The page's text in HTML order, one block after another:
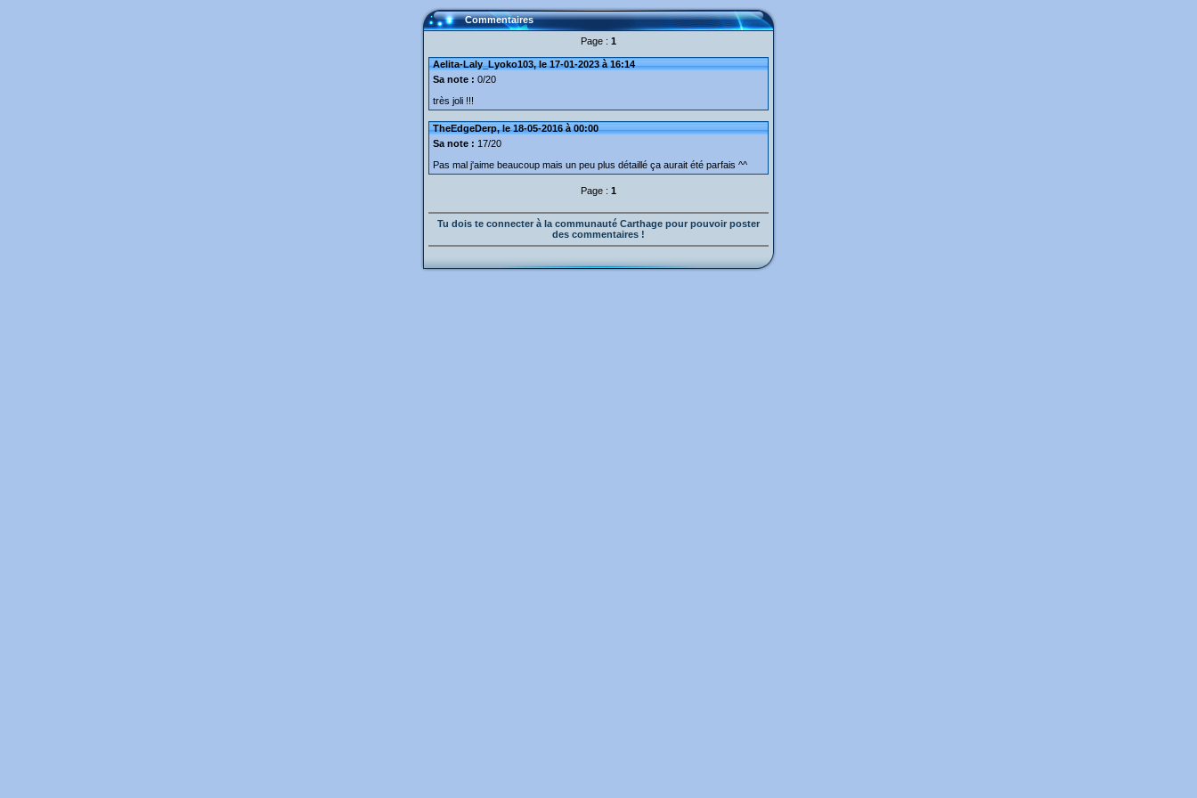
Commentaires
Page : 1
Aelita-Laly_Lyoko103, le 17-01-2023 à 16:14
Sa note : 0/20
très joli !!!
TheEdgeDerp, le 18-05-2016 à 00:00
Sa note : 17/20
Pas mal j'aime beaucoup mais un peu plus détaillé ça aurait été parfais ^^
Page : 1
Tu dois te connecter à la communauté Carthage pour pouvoir poster
des commentaires !